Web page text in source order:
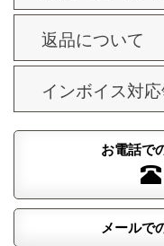
返品について
インボイス対
お電話で
メールで